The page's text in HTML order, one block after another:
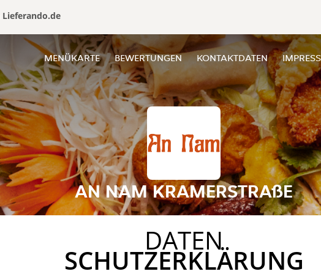
Lieferando.de
MENÜKARTE BEWERTUNGEN KONTAKTDATEN
AN NAM KRAMERSTRAßE
DATEN
SCHUTZERKLÄRUNG